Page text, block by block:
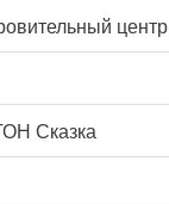
центр
Сказка